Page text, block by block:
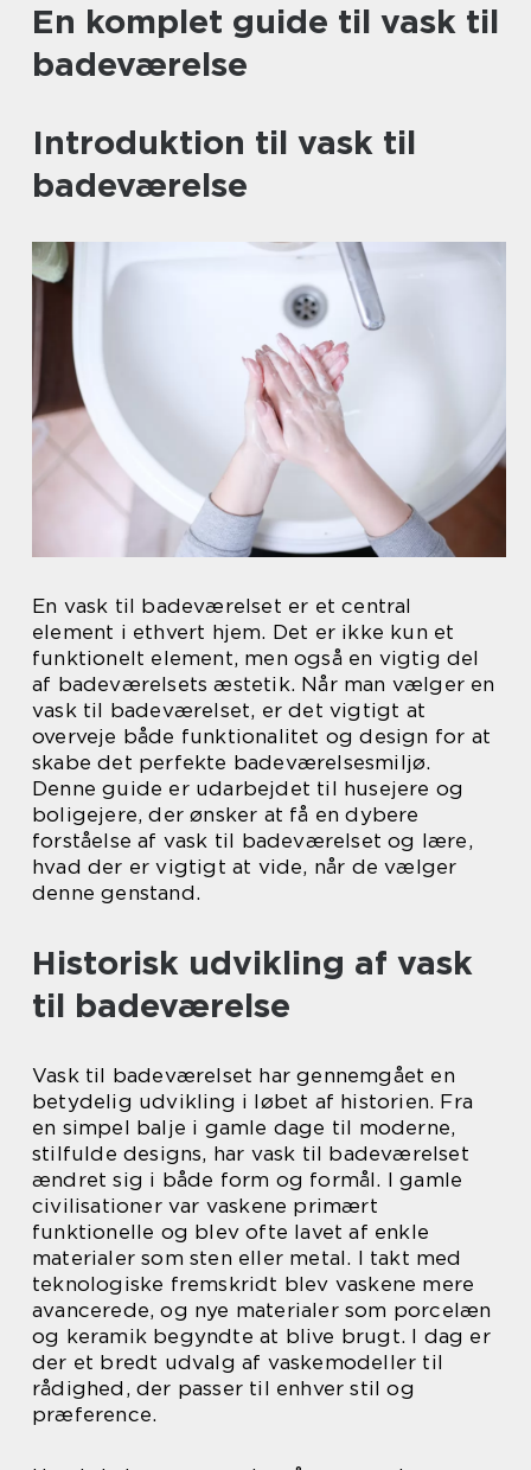
En komplet guide til vask til
badeværelse
Introduktion til vask til
badeværelse
En vask til badeværelset er et central
element i ethvert hjem. Det er ikke kun et
funktionelt element, men også en vigtig del
af badeværelsets æstetik. Når man vælger en
vask til badeværelset, er det vigtigt at
overveje både funktionalitet og design for at
skabe det perfekte badeværelsesmiljø.
Denne guide er udarbejdet til husejere og
boligejere, der ønsker at få en dybere
forståelse af vask til badeværelset og lære,
hvad der er vigtigt at vide, når de vælger
denne genstand.
Historisk udvikling af vask
til badeværelse
Vask til badeværelset har gennemgået en
betydelig udvikling i løbet af historien. Fra
en simpel balje i gamle dage til moderne,
stilfulde designs, har vask til badeværelset
ændret sig i både form og formål. I gamle
civilisationer var vaskene primært
funktionelle og blev ofte lavet af enkle
materialer som sten eller metal. I takt med
teknologiske fremskridt blev vaskene mere
avancerede, og nye materialer som porcelæn
og keramik begyndte at blive brugt. I dag er
der et bredt udvalg af vaskemodeller til
rådighed, der passer til enhver stil og
præference.